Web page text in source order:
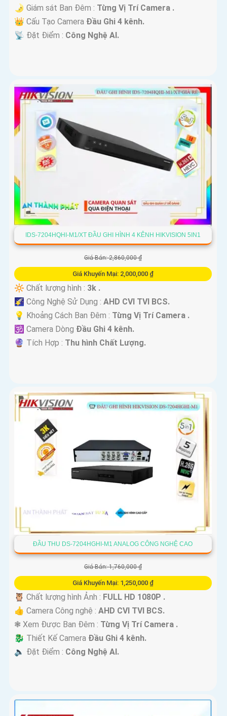
🌛 Giám sát Ban Đêm : Từng Vị Trí Camera .
👑 Cấu Tạo Camera Đầu Ghi 4 kênh.
️📡 Đặt Điểm : Công Nghệ AI.
IDS-7204HQHI-M1/XT ĐẦU GHI HÌNH 4 KÊNH HIKVISION 5IN1
Giá Bán: 2,860,000 ₫
Giá Khuyến Mại: 2,000,000 ₫
🔆 Chất lượng hình : 3k .
🌠 Công Nghệ Sử Dụng : AHD CVI TVI BCS.
💡 Khoảng Cách Ban Đêm : Từng Vị Trí Camera .
🕉️ Camera Dòng Đầu Ghi 4 kênh.
️🔮 Tích Hợp : Thu hình Chất Lượng.
ĐẦU THU DS-7204HGHI-M1 ANALOG CÔNG NGHỆ CAO
Giá Bán: 1,760,000 ₫
Giá Khuyến Mại: 1,250,000 ₫
🦉 Chất lượng hình Ảnh : FULL HD 1080P .
👍 Camera Công nghệ : AHD CVI TVI BCS.
❃ Xem Được Ban Đêm : Từng Vị Trí Camera .
🐉️ Thiết Kế Camera Đầu Ghi 4 kênh.
️🔈 Đặt Điểm : Công Nghệ AI.